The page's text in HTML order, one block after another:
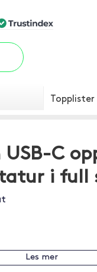
Topplister
USB-C
i full
Les mer